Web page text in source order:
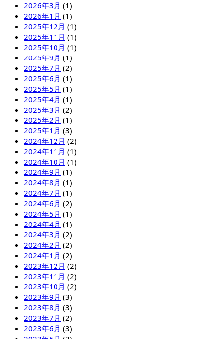
2026年3月 (1)
2026年1月 (1)
2025年12月 (1)
2025年11月 (1)
2025年10月 (1)
2025年9月 (1)
2025年7月 (2)
2025年6月 (1)
2025年5月 (1)
2025年4月 (1)
2025年3月 (2)
2025年2月 (1)
2025年1月 (3)
2024年12月 (2)
2024年11月 (1)
2024年10月 (1)
2024年9月 (1)
2024年8月 (1)
2024年7月 (1)
2024年6月 (2)
2024年5月 (1)
2024年4月 (1)
2024年3月 (2)
2024年2月 (2)
2024年1月 (2)
2023年12月 (2)
2023年11月 (2)
2023年10月 (2)
2023年9月 (3)
2023年8月 (3)
2023年7月 (2)
2023年6月 (3)